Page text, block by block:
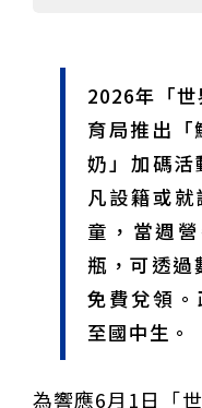
綠營中投參選人合
域治理成焦點
夜市變廟會！山邊
「王建民建仔旋風
臺德技職教育深層
造訪大安高工 體驗
迎端午、抗酷暑！
課堂搬到菜市場！
尖兵用藝術「說」
20年淬鍊！貓空纜
洲」成國際打卡新地
熊鷹羽毛與保育的
鷹》特映會 深化原
29件神級作品齊聚
藝之家聯展震撼登場
跨越百年的生物觀
中，捐贈 1800 顆羽
台中》15分鐘的診
2026年「
育局推出
奶」加碼活
凡設籍或
童，當週
瓶，可透過
免費兌領
至國中生。
為響應6月1日「